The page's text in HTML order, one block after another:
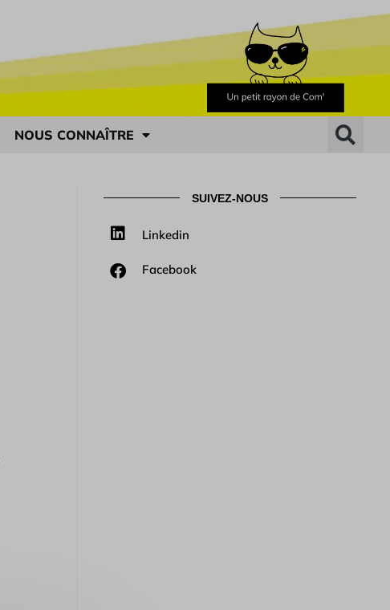
NOUS CONNAÎTRE
SUIVEZ-NOUS
Linkedin
Facebook